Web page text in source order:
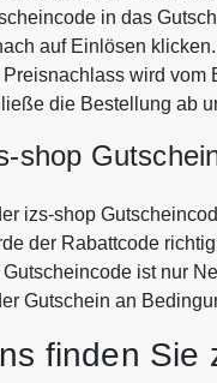
in das
auf Einlösen klicken.
Preisnachlass wird vom
die Bestellung ab
shop
izs-shop
der Rabattcode
Gutscheincode ist nur
Gutschein an
finden Sie